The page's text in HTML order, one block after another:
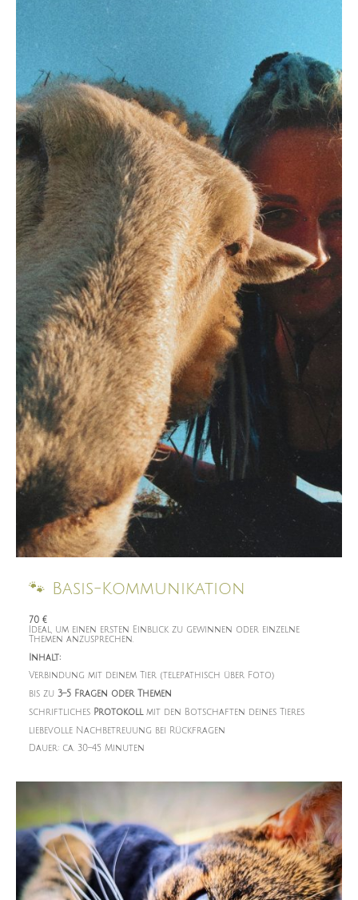
🐾 Basis-Kommunikation
70 €
Ideal, um einen ersten Einblick zu gewinnen oder einzelne
Themen anzusprechen.
Inhalt:
Verbindung mit deinem Tier (telepathisch über Foto)
bis zu 3–5 Fragen oder Themen
schriftliches Protokoll mit den Botschaften deines Tieres
liebevolle Nachbetreuung bei Rückfragen
Dauer: ca. 30–45 Minuten